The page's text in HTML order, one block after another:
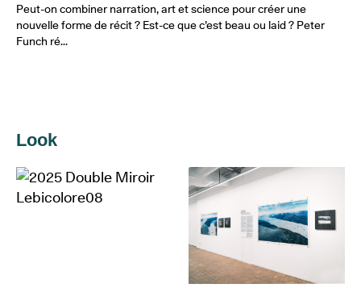
Peut-on combiner narration, art et science pour créer une
nouvelle forme de récit ? Est-ce que c’est beau ou laid ? Peter
Funch ré...
Look